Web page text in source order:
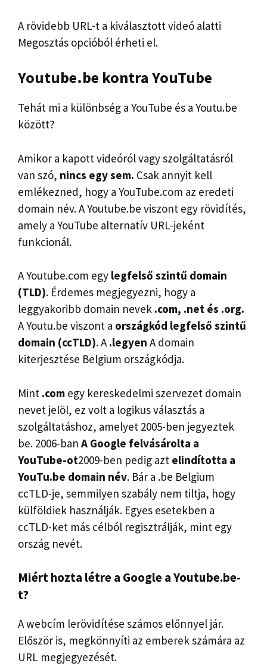
A rövidebb URL-t a kiválasztott videó alatti
Megosztás opcióból érheti el.
Youtube.be kontra YouTube
Tehát mi a különbség a YouTube és a Youtu.be
között?
Amikor a kapott videóról vagy szolgáltatásról
van szó, nincs egy sem. Csak annyit kell
emlékezned, hogy a YouTube.com az eredeti
domain név. A Youtube.be viszont egy rövidítés,
amely a YouTube alternatív URL-jeként
funkcionál.
A Youtube.com egy legfelső szintű domain
(TLD). Érdemes megjegyezni, hogy a
leggyakoribb domain nevek .com, .net és .org.
A Youtu.be viszont a országkód legfelső szintű
domain (ccTLD). A.legyen A domain
kiterjesztése Belgium országkódja.
Mint .com egy kereskedelmi szervezet domain
nevet jelöl, ez volt a logikus választás a
szolgáltatáshoz, amelyet 2005-ben jegyeztek
be. 2006-ban A Google felvásárolta a
YouTube-ot2009-ben pedig azt elindította a
YouTu.be domain név. Bár a .be Belgium
ccTLD-je, semmilyen szabály nem tiltja, hogy
külföldiek használják. Egyes esetekben a
ccTLD-ket más célból regisztrálják, mint egy
ország nevét.
Miért hozta létre a Google a Youtube.be-
t?
A webcím lerövidítése számos előnnyel jár.
Először is, megkönnyíti az emberek számára az
URL megjegyezését.